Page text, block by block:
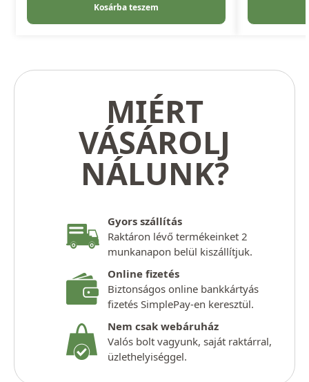
Kosárba teszem
MIÉRT
VÁSÁROLJ
NÁLUNK?
Gyors szállítás
Raktáron lévő termékeinket 2
munkanapon belül kiszállítjuk.
Online fizetés
Biztonságos online bankkártyás
fizetés SimplePay-en keresztül.
Nem csak webáruház
Valós bolt vagyunk, saját raktárral,
üzlethelyiséggel.